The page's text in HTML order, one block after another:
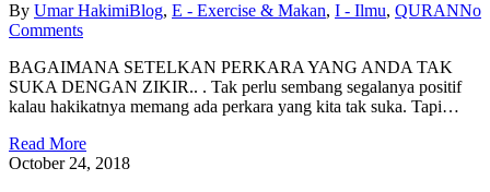
By Umar HakimiBlog, E - Exercise & Makan, I - Ilmu, QURANNo
Comments
BAGAIMANA SETELKAN PERKARA YANG ANDA TAK
SUKA DENGAN ZIKIR.. . Tak perlu sembang segalanya positif
kalau hakikatnya memang ada perkara yang kita tak suka. Tapi…
Read More
October 24, 2018